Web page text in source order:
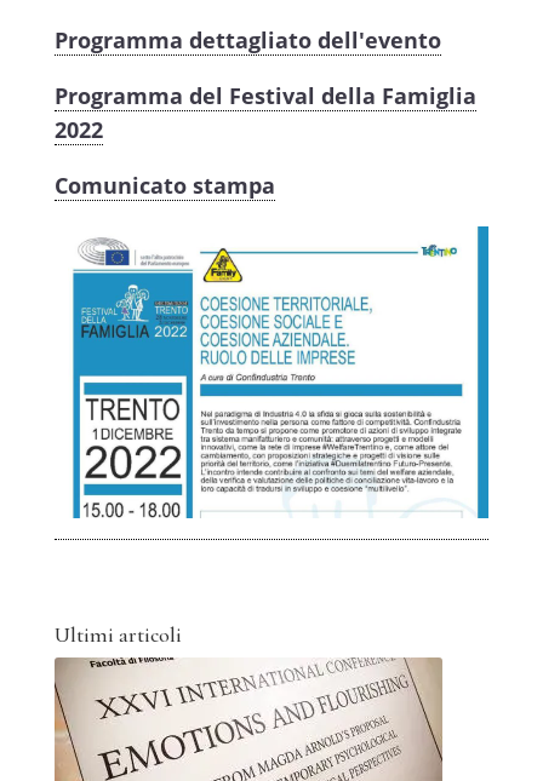
Programma dettagliato dell'evento
Programma del Festival della Famiglia
2022
Comunicato stampa
Ultimi articoli